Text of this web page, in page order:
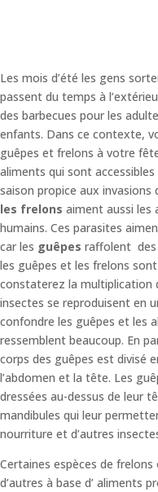
Les mois d’été les gens
passent du temps à
des barbecues pour les
enfants. Dans ce contexte,
guêpes et frelons à votre
aliments qui sont
saison propice aux invasions
les frelons aiment aussi les
humains. Ces parasites
car les guêpes raffolent des
les guêpes et les frelons
constaterez la multiplication
insectes se reproduisent en
confondre les guêpes et les
ressemblent beaucoup. En
corps des guêpes est divisé
l’abdomen et la tête. Les
dressées au-dessus de leur
mandibules qui leur
nourriture et d’autres
Certaines espèces de
d’autres à base d’ aliments